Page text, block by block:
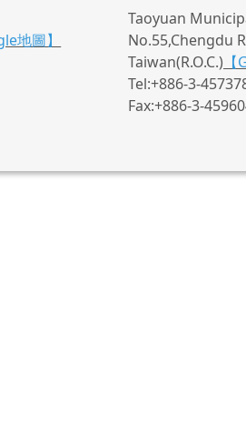
地圖】
Taoyuan
No.55,Chengdu
Taiwan(R.O.C.)
Tel:+886-3-
Fax:+886-3-